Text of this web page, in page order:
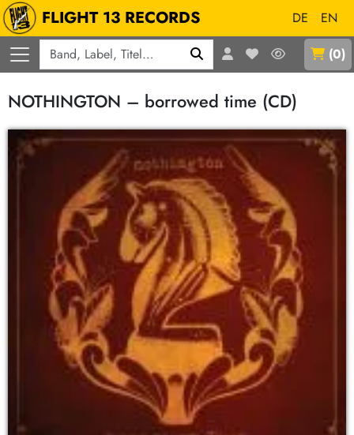
FLIGHT 13 RECORDS DE
EN
(0)
NOTHINGTON – borrowed time (CD)